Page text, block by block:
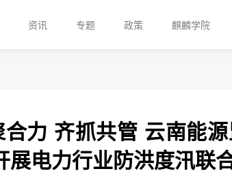
资讯 专题 政策 麒麟学院
合力 齐抓共管 云南能
展电力行业防洪度汛联